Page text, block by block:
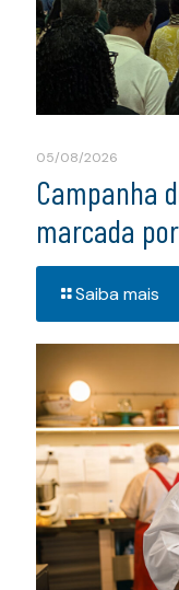
05/08/2026
Campanha
marcada
Saiba mais